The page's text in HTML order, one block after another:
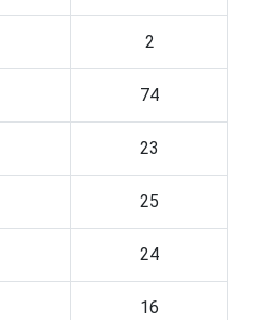
2
74
23
25
24
16